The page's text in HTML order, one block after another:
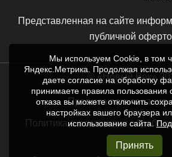
Представленная на сайте
публичной
© «Новый Век»
Правила пользования
Политика в отношении
Мы используем Cookie, в том
Яндекс.Метрика. Продолжая
даете согласие на обработку
принимаете правила пользования
отказа вы можете отключить
настройках вашего браузера
использование сайта.
Принять